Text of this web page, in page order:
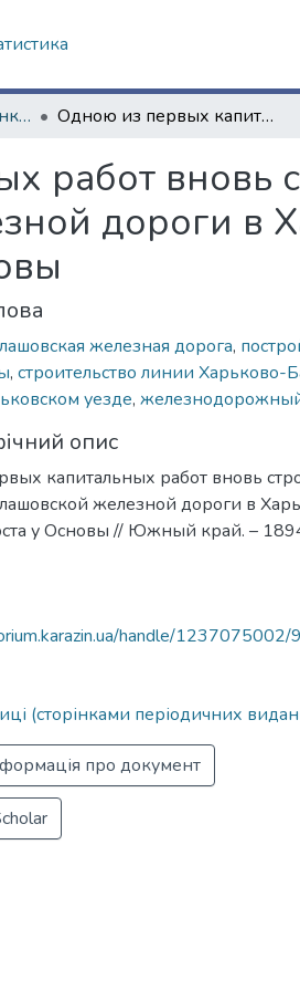
Історія залізниці (сторінками періодичних видань) Одною из первых капитальных работ вновь строящейся линии Харьково-Балашовской железной дороги в Харьковском уезде будет постройка моста у Основы
работ вновь
дороги в
железная дорога,
, строительство линии Харьково-
уезде,
опис
капитальных работ вновь
железной дороги в
у Основы // Южный край. –
handle/1237075002/
(сторінками періодичних
про документ